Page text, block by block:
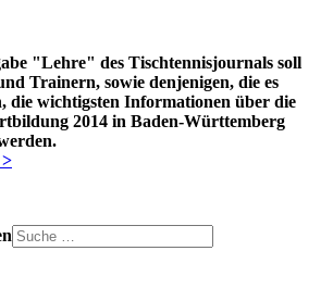
"Lehre" des Tischtennisjournals soll
Trainern, sowie denjenigen, die es
die wichtigsten Informationen über die
2014 in Baden-Württemberg